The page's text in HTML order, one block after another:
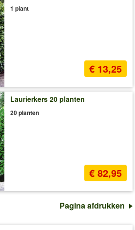
1 plant
€ 13,25
Laurierkers 20 planten
20 planten
€ 82,95
Pagina afdrukken